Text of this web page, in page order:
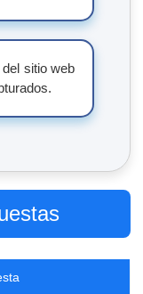
sitio web